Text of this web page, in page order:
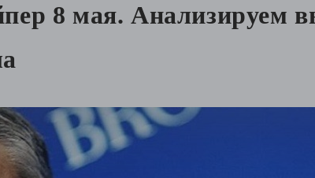
8 мая. Анализируем